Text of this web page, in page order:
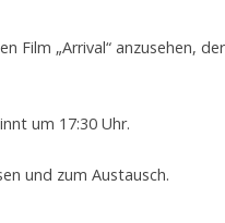
Film „Arrival“ anzusehen,
um 17:30 Uhr.
und zum Austausch.